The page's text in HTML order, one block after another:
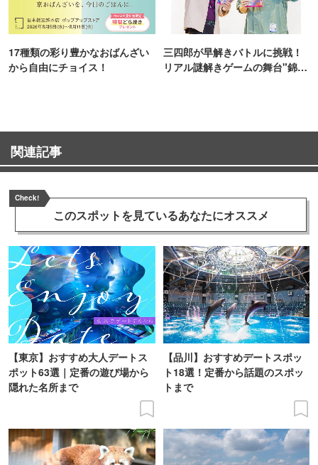
17種類の彩り豊かなおばんざい
から自由にチョイス！
三四郎が早解きバトルに挑戦！
リアル謎解きゲームの舞台"錦糸
関連記事
Check!
このスポットを見ているあなたにオススメ
【東京】おすすめ大人デートス
ポット63選｜定番の遊び場から
隠れた名所まで
【品川】おすすめデートスポッ
ト18選！定番から話題のスポッ
トまで